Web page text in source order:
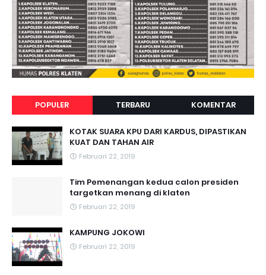
POPULER TERBARU KOMENTAR
KOTAK SUARA KPU DARI KARDUS, DIPASTIKAN
KUAT DAN TAHAN AIR
Februari 22, 2019
Tim Pemenangan kedua calon presiden
targetkan menang di klaten
Februari 22, 2019
KAMPUNG JOKOWI
Februari 22, 2019